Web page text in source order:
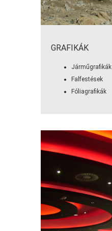
GRAFIKÁK
Járműgrafikák
Falfestések
Fóliagrafikák